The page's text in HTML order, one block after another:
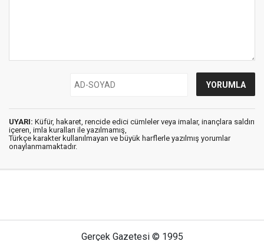
UYARI: Küfür, hakaret, rencide edici cümleler veya imalar, inançlara saldırı
içeren, imla kuralları ile yazılmamış,
Türkçe karakter kullanılmayan ve büyük harflerle yazılmış yorumlar
onaylanmamaktadır.
Gerçek Gazetesi © 1995